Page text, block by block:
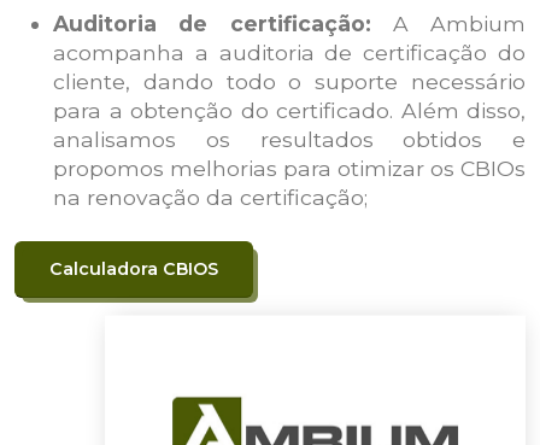
Auditoria de certificação: A Ambium
acompanha a auditoria de certificação do
cliente, dando todo o suporte necessário
para a obtenção do certificado. Além disso,
analisamos os resultados obtidos e
propomos melhorias para otimizar os CBIOs
na renovação da certificação;
Calculadora CBIOS